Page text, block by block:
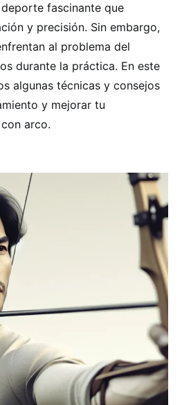
fascinante que
y precisión. Sin embargo,
al problema del
durante la práctica. En este
algunas técnicas y consejos
y mejorar tu
arco.